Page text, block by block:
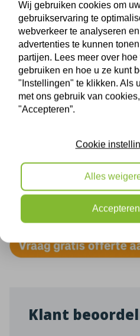
Woningisolatie
Ook in Uden aan de
spouwmuurisolatie. Enige
uitgebracht. De bewoners
Onze uitvoerde
voorzien van minerale
vanaf dat de isolatie is
dat de kou beter buiten het
Meer informatie over
Bekijk hier onze isolatie
Klant
Wij gebruiken cookies om
gebruikservaring te
webverkeer te analyseren
advertenties te kunnen
partijen. Lees meer over
gebruiken en hoe u ze kunt
"Instellingen" te klikken. Als
met ons gebruik van
"Accepteren”.
Cookie
Alles
Accepteren